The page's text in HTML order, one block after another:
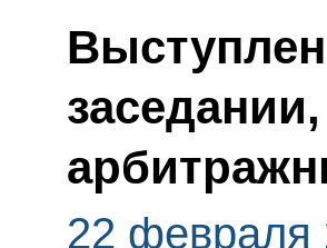
22 февраля